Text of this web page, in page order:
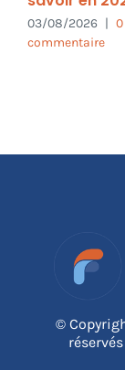
03/08/2026 | 0
commentaire
©